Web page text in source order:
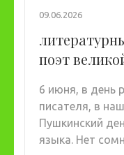
09.06.2026
поэт
6 июня, в день
писателя, в
Пушкинский
языка. Нет